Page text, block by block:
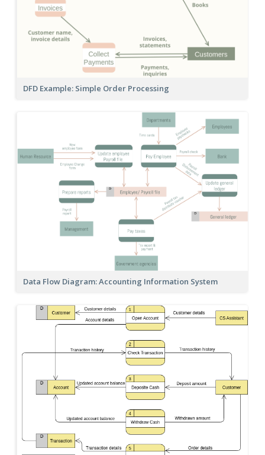
DFD Example: Simple Order Processing
Data Flow Diagram: Accounting Information System